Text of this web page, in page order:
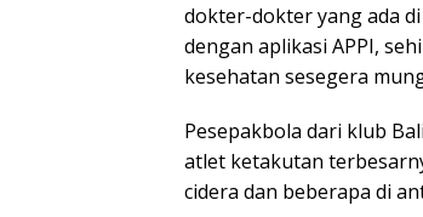
dokter-dokter yang ada
dengan aplikasi APPI,
kesehatan sesegera
Pesepakbola dari klub
atlet ketakutan
cidera dan beberapa di